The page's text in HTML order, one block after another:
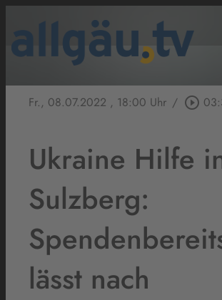
Fr., 08.07.2022 , 18:00 Uhr / play_circle_outline
Ukraine Hilfe
Sulzberg:
lässt nach